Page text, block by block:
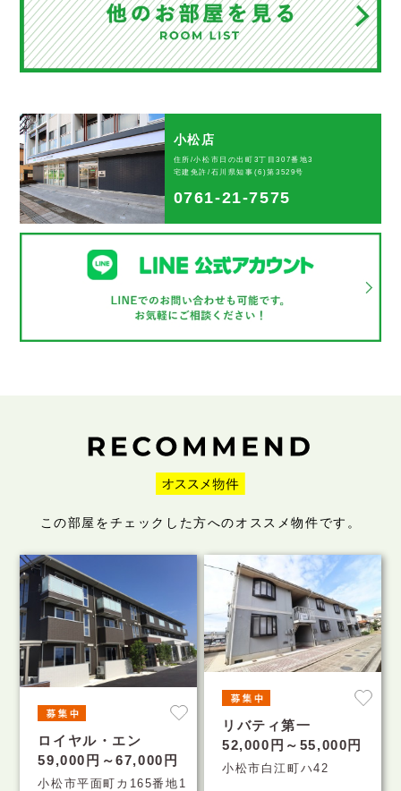
小松店
住所/小松市日の出町3丁目307番地3
宅建免許/石川県知事(6)第3529号
0761-21-7575
この部屋をチェックした方へのオススメ物件です。
ロイヤル・エン
59,000円～67,000円
小松市平面町カ165番地1
リバティ第一
52,000円～55,000円
小松市白江町ハ42